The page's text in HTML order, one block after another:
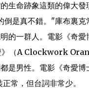
生命跡象這類的偉大
是真不錯。"庫布裏
的一群人。電影《奇
》（A Clockwork
是男性。電影《奇愛
常，但台詞非常少。